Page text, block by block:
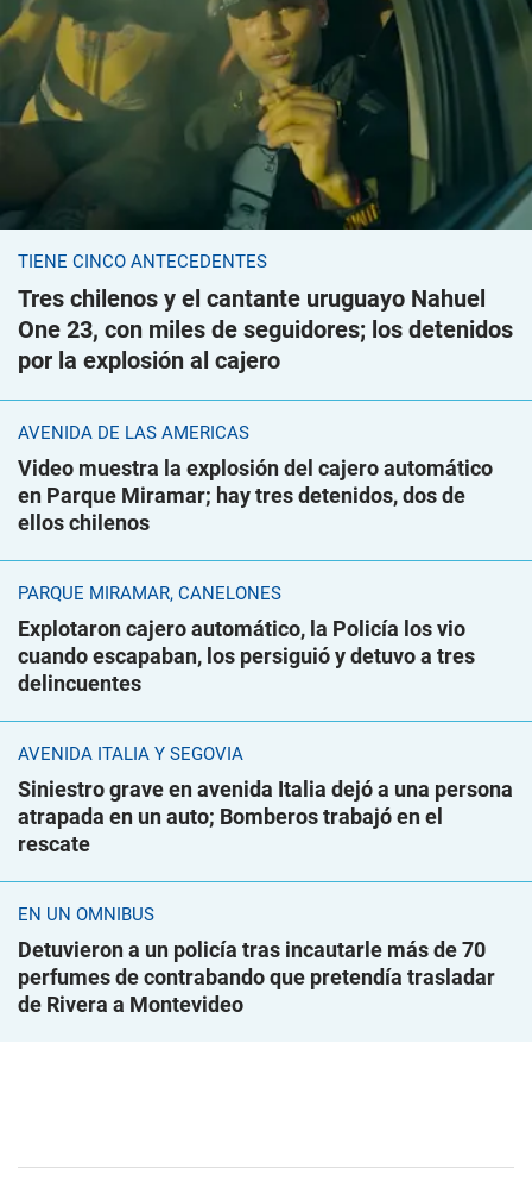
TIENE CINCO ANTECEDENTES
Tres chilenos y el cantante uruguayo Nahuel
One 23, con miles de seguidores; los detenidos
por la explosión al cajero
AVENIDA DE LAS AMÉRICAS
Video muestra la explosión del cajero automático
en Parque Miramar; hay tres detenidos, dos de
ellos chilenos
PARQUE MIRAMAR, CANELONES
Explotaron cajero automático, la Policía los vio
cuando escapaban, los persiguió y detuvo a tres
delincuentes
AVENIDA ITALIA Y SEGOVIA
Siniestro grave en avenida Italia dejó a una persona
atrapada en un auto; Bomberos trabajó en el
rescate
EN UN ÓMNIBUS
Detuvieron a un policía tras incautarle más de 70
perfumes de contrabando que pretendía trasladar
de Rivera a Montevideo